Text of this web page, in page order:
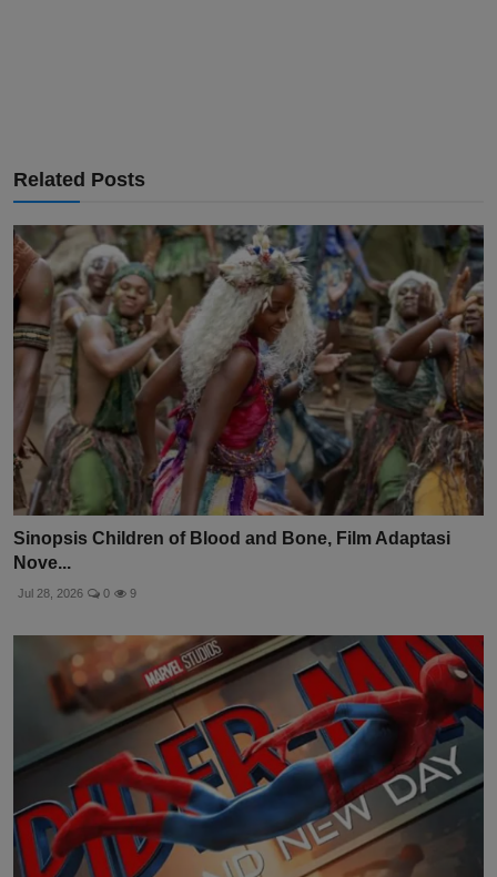
Related Posts
Sinopsis Children of Blood and Bone, Film Adaptasi
Nove...
Jul 28, 2026 0 9